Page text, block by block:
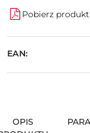
Pobierz
EAN:
OPIS